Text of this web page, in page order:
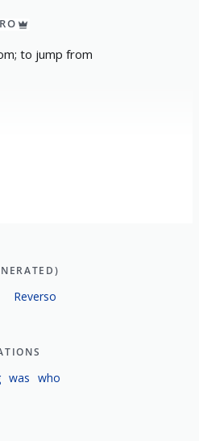
to jump from
Reverso
was who